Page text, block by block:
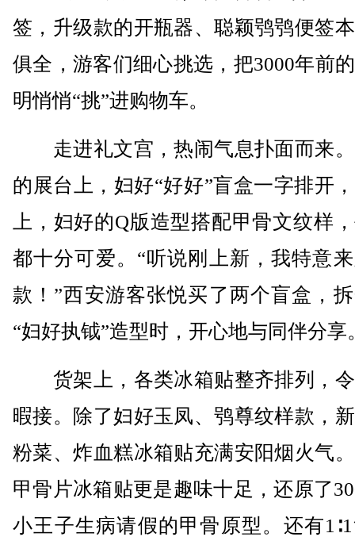
签，升级款的开瓶器、聪颖鸮鸮便签
俱全，游客们细心挑选，把3000年前
明悄悄“挑”进购物车。
走进礼文宫，热闹气息扑面而来
的展台上，妇好“好好”盲盒一字排开
上，妇好的Q版造型搭配甲骨文纹样
都十分可爱。“听说刚上新，我特意
款！”西安游客张悦买了两个盲盒，
“妇好执钺”造型时，开心地与同伴分享
货架上，各类冰箱贴整齐排列，
暇接。除了妇好玉凤、鸮尊纹样款，
粉菜、炸血糕冰箱贴充满安阳烟火气
甲骨片冰箱贴更是趣味十足，还原了
小王子生病请假的甲骨原型。还有